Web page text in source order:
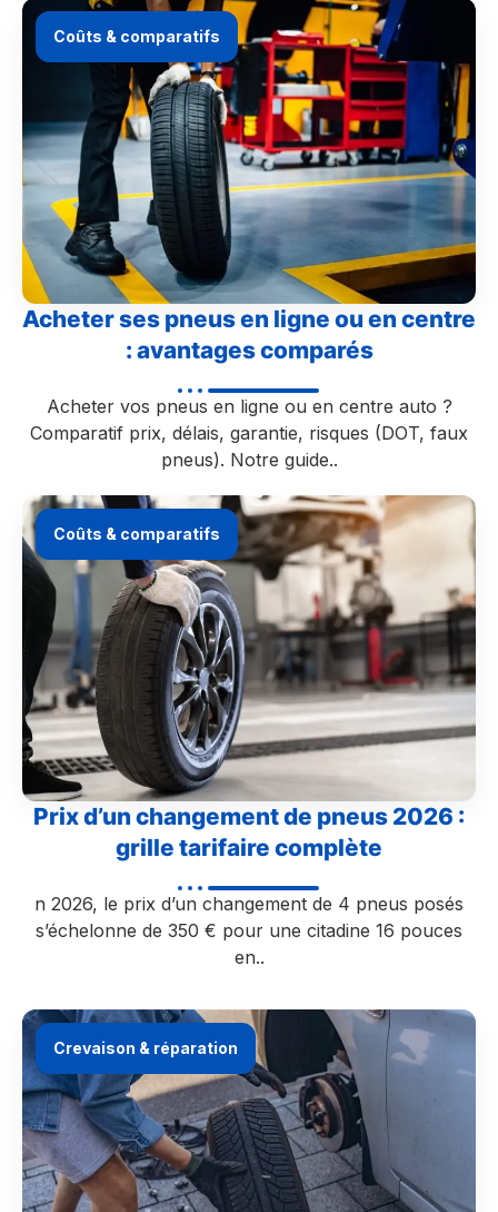
Coûts & comparatifs
Acheter ses pneus en ligne ou en centre
: avantages comparés
Acheter vos pneus en ligne ou en centre auto ?
Comparatif prix, délais, garantie, risques (DOT, faux
pneus). Notre guide..
Coûts & comparatifs
Prix d’un changement de pneus 2026 :
grille tarifaire complète
n 2026, le prix d’un changement de 4 pneus posés
s’échelonne de 350 € pour une citadine 16 pouces
en..
Crevaison & réparation